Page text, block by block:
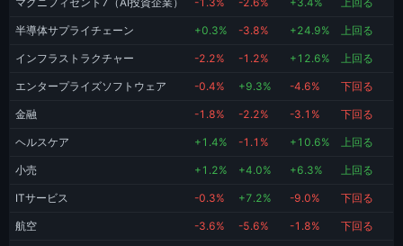
マグニフィセント7（AI投資企業） -1.3% -2.6% +3.4% 上回る
半導体サプライチェーン +0.3% -3.8% +24.9% 上回る
インフラストラクチャー -2.2% -1.2% +12.6% 上回る
エンタープライズソフトウェア -0.4% +9.3% -4.6% 下回る
金融 -1.8% -2.2% -3.1% 下回る
ヘルスケア +1.4% -1.1% +10.6% 上回る
小売 +1.2% +4.0% +6.3% 上回る
ITサービス -0.3% +7.2% -9.0% 下回る
航空 -3.6% -5.6% -1.8% 下回る